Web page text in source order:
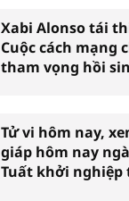
Xabi Alonso tái
Cuộc cách mạng
tham vọng hồi
Tử vi hôm nay,
giáp hôm nay
Tuất khởi